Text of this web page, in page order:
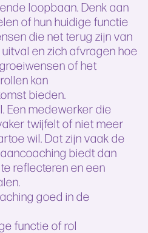
loopbaan. Denk aan
of hun huidige functie
die net terug zijn van
en zich afvragen hoe
of het
kan
bieden.
Een medewerker die
twijfelt of niet meer
wil. Dat zijn vaak de
biedt dan
reflecteren en een
goed in de
functie of rol